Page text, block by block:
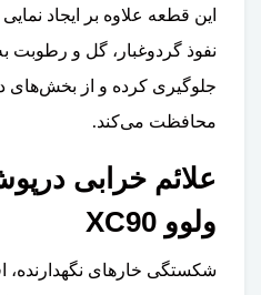
این قطعه علاوه بر ایجاد
نفوذ گردوغبار، گل و
جلوگیری کرده و از بخش‌های
محافظت می‌کند.
علائم خرابی
ولوو XC90
شکستگی خارهای نگهدارنده،